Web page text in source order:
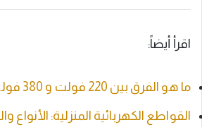
اقرأ أيضاً:
ما هو الفرق بين 220 فولت و 380 فولت؟
القواطع الكهربائية المنزلية: الأنواع